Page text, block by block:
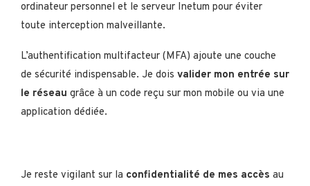
ordinateur personnel et le serveur Inetum pour éviter
toute interception malveillante.
L’authentification multifacteur (MFA) ajoute une couche
de sécurité indispensable. Je dois valider mon entrée sur
le réseau grâce à un code reçu sur mon mobile ou via une
application dédiée.
Je reste vigilant sur la confidentialité de mes accès au